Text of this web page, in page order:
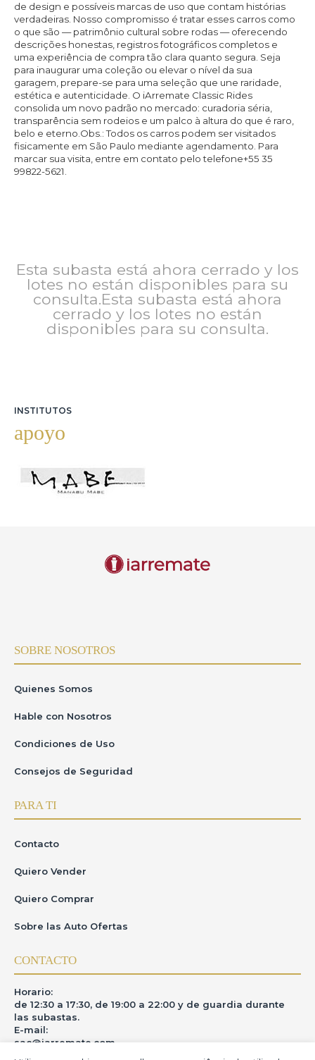
de design e possíveis marcas de uso que contam histórias
verdadeiras. Nosso compromisso é tratar esses carros como
o que são — patrimônio cultural sobre rodas — oferecendo
descrições honestas, registros fotográficos completos e
uma experiência de compra tão clara quanto segura. Seja
para inaugurar uma coleção ou elevar o nível da sua
garagem, prepare-se para uma seleção que une raridade,
estética e autenticidade. O iArremate Classic Rides
consolida um novo padrão no mercado: curadoria séria,
transparência sem rodeios e um palco à altura do que é raro,
belo e eterno.Obs.: Todos os carros podem ser visitados
fisicamente em São Paulo mediante agendamento. Para
marcar sua visita, entre em contato pelo telefone+55 35
99822-5621.
Esta subasta está ahora cerrado y los
lotes no están disponibles para su
consulta.Esta subasta está ahora
cerrado y los lotes no están
disponibles para su consulta.
INSTITUTOS
apoyo
SOBRE NOSOTROS
Quienes Somos
Hable con Nosotros
Condiciones de Uso
Consejos de Seguridad
PARA TI
Contacto
Quiero Vender
Quiero Comprar
Sobre las Auto Ofertas
CONTACTO
Horario:
de 12:30 a 17:30, de 19:00 a 22:00 y de guardia durante
las subastas.
E-mail:
sac@iarremate.com